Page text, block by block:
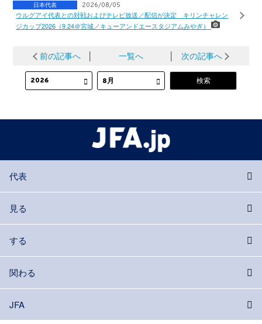
日本代表 2026/08/05
ウルグアイ代表との対戦およびテレビ放送／配信が決定 キリンチャレン
ジカップ2026（9.24＠宮城／キューアンドエースタジアムみやぎ）
前の記事へ 一覧へ 次の記事へ
代表
見る
する
関わる
JFA